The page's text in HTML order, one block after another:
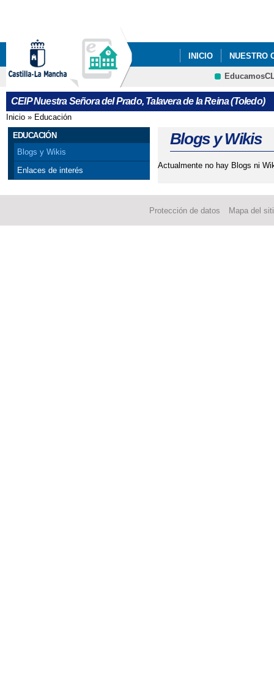
INICIO NUESTRO
CRFP
CEIP Nuestra Señora del Prado, Talavera de la Reina (Toledo)
Se encuentra usted aquí
Inicio » Educación
EDUCACIÓN
Blogs y Wikis
Enlaces de interés
Blogs y Wikis
Actualmente no hay Blogs ni
Protección de datos Mapa del